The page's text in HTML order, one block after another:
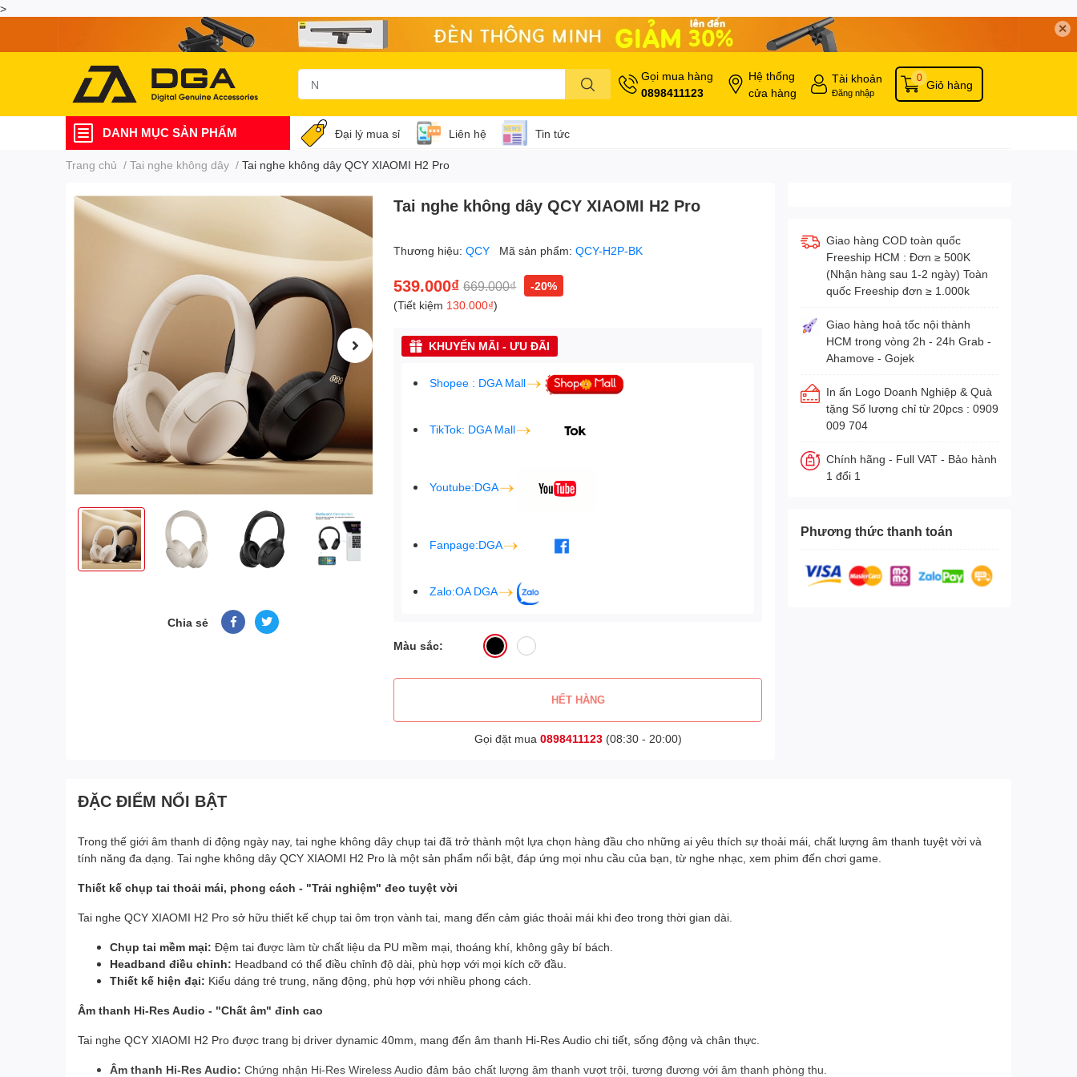
>
✕
Gọi mua hàng
0898411123
Hệ thống
cửa hàng
Tài khoản
Đăng nhập
Giỏ hàng
0
DANH MỤC SẢN PHẨM Đại lý mua sỉ Liên hệ Tin tức
Trang chủ / Tai nghe không dây / Tai nghe không dây QCY XIAOMI H2 Pro
Chia sẻ
Tai nghe không dây QCY XIAOMI H2 Pro
Thương hiệu:QCY Mã sản phẩm:QCY-H2P-BK
539.000₫ 669.000₫
-20%
(Tiết kiệm 130.000₫)
KHUYẾN MÃI - ƯU ĐÃI
Shopee : DGA Mall
TikTok: DGA Mall
Youtube:DGA
Fanpage:DGA
Zalo:OA DGA
Màu sắc:
HẾT HÀNG
Gọi đặt mua 0898411123(08:30 - 20:00)
Giao hàng COD toàn quốc
Freeship HCM : Đơn ≥ 500K
(Nhận hàng sau 1-2 ngày) Toàn
quốc Freeship đơn ≥ 1.000k
Giao hàng hoả tốc nội thành
HCM trong vòng 2h - 24h Grab -
Ahamove - Gojek
In ấn Logo Doanh Nghiệp & Quà
tặng Số lượng chỉ từ 20pcs : 0909
009 704
Chính hãng - Full VAT - Bảo hành
1 đổi 1
Phương thức thanh toán
ĐẶC ĐIỂM NỔI BẬT
Trong thế giới âm thanh di động ngày nay, tai nghe không dây chụp tai đã trở thành một lựa chọn hàng đầu cho những ai yêu thích sự thoải mái, chất lượng âm thanh tuyệt vời và
tính năng đa dạng. Tai nghe không dây QCY XIAOMI H2 Pro là một sản phẩm nổi bật, đáp ứng mọi nhu cầu của bạn, từ nghe nhạc, xem phim đến chơi game.
Thiết kế chụp tai thoải mái, phong cách - "Trải nghiệm" đeo tuyệt vời
Tai nghe QCY XIAOMI H2 Pro sở hữu thiết kế chụp tai ôm trọn vành tai, mang đến cảm giác thoải mái khi đeo trong thời gian dài.
Chụp tai mềm mại: Đệm tai được làm từ chất liệu da PU mềm mại, thoáng khí, không gây bí bách.
Headband điều chỉnh: Headband có thể điều chỉnh độ dài, phù hợp với mọi kích cỡ đầu.
Thiết kế hiện đại: Kiểu dáng trẻ trung, năng động, phù hợp với nhiều phong cách.
Âm thanh Hi-Res Audio - "Chất âm" đỉnh cao
Tai nghe QCY XIAOMI H2 Pro được trang bị driver dynamic 40mm, mang đến âm thanh Hi-Res Audio chi tiết, sống động và chân thực.
Âm thanh Hi-Res Audio: Chứng nhận Hi-Res Wireless Audio đảm bảo chất lượng âm thanh vượt trội, tương đương với âm thanh phòng thu.